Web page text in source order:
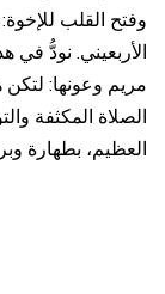
وفتح القلب
الأربعيني. نودُّ في
مريم وعونها:
الصلاة المكثفة
العظيم، بطهارة